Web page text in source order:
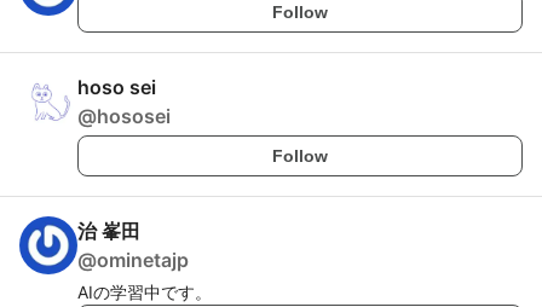
Follow
hoso sei
@hososei
Follow
治 峯田
@ominetajp
AIの学習中です。